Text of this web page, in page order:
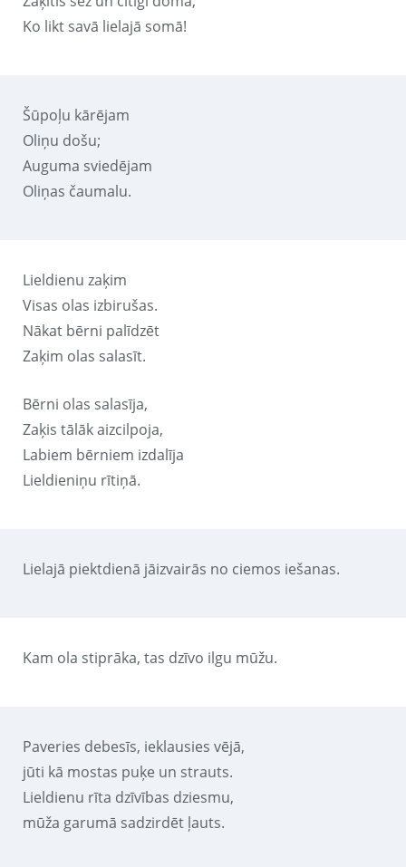
Ko likt savā lielajā somā!
Šūpoļu kārējam
Oliņu došu;
Auguma sviedējam
Oliņas čaumalu.
Lieldienu zaķim
Visas olas izbirušas.
Nākat bērni palīdzēt
Zaķim olas salasīt.
Bērni olas salasīja,
Zaķis tālāk aizcilpoja,
Labiem bērniem izdalīja
Lieldieniņu rītiņā.
Lielajā piektdienā jāizvairās no ciemos iešanas.
Kam ola stiprāka, tas dzīvo ilgu mūžu.
Paveries debesīs, ieklausies vējā,
jūti kā mostas puķe un strauts.
Lieldienu rīta dzīvības dziesmu,
mūža garumā sadzirdēt ļauts.